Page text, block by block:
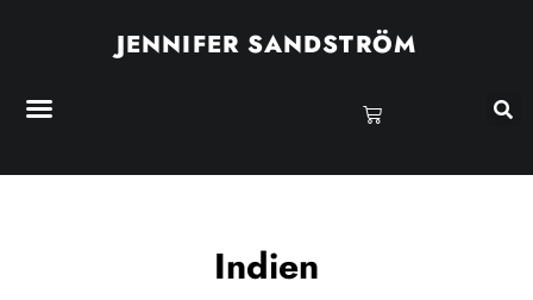
JENNIFER SANDSTRÖM
Indien